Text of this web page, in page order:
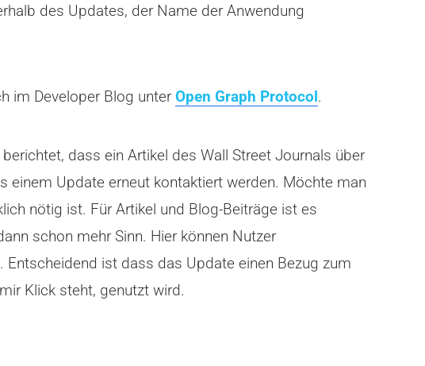
des Updates, der Name der Anwendung
im Developer Blog unter Open Graph Protocol.
dass ein Artikel des Wall Street Journals über
Update erneut kontaktiert werden. Möchte man
nötig ist. Für Artikel und Blog-Beiträge ist es
schon mehr Sinn. Hier können Nutzer
ist dass das Update einen Bezug zum
Klick steht, genutzt wird.